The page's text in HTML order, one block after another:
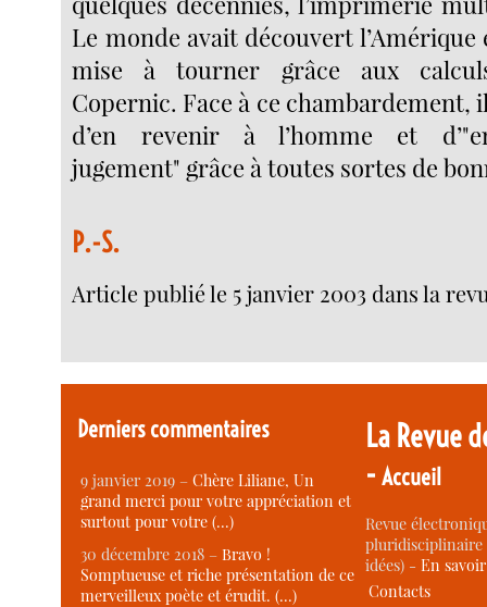
Le monde avait découvert l’Amérique
mise à tourner grâce aux
Copernic. Face à ce chambardement,
d’en revenir à l’homme et
jugement" grâce à toutes sortes de
P.-S.
Article publié le 5 janvier 2003 dans la
Derniers commentaires
9 janvier 2019 –Chère Liliane, Un
grand merci pour votre appréciation et
surtout pour votre (…)
30 décembre 2018 –Bravo !
Somptueuse et riche présentation de ce
merveilleux poète et érudit. (…)
La Revue
-Accueil
Revue
idées) -En
Contacts